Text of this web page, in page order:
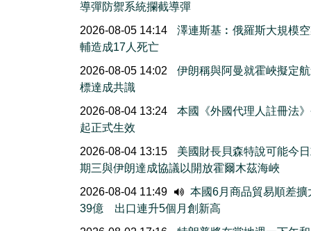
導彈防禦系統攔截導彈
2026-08-05 14:14
澤連斯基︰俄羅斯大規模
輔造成17人死亡
2026-08-05 14:02
伊朗稱與阿曼就霍峽擬定
標達成共識
2026-08-04 13:24
本國《外國代理人註冊法
起正式生效
2026-08-04 13:15
美國財長貝森特說可能今
期三與伊朗達成協議以開放霍爾木茲海峽
2026-08-04 11:49
本國6月商品貿易順差擴
39億 出口連升5個月創新高